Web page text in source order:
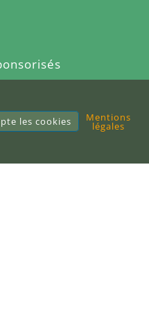
les cookies Mentions
légales